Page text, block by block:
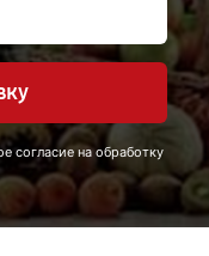
согласие на обработку